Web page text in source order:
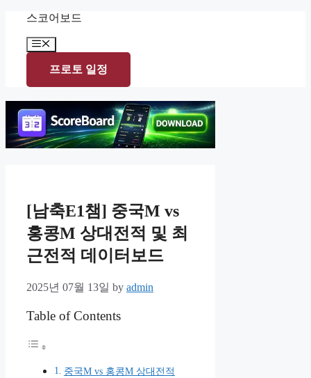
content
스코어보드
Menu
프로토 일정
[남축E1챔] 중국M vs
홍콩M 상대전적 및 최
근전적 데이터보드
2025년 07월 13일 by admin
Table of Contents
중국M vs 홍콩M 상대전적